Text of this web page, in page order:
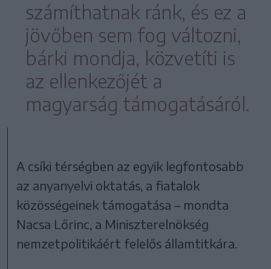
számíthatnak ránk, és ez a
jövőben sem fog változni,
bárki mondja, közvetíti is
az ellenkezőjét a
magyarság támogatásáról.
A csíki térségben az egyik legfontosabb
az anyanyelvi oktatás, a fiatalok
közösségeinek támogatása – mondta
Nacsa Lőrinc, a Miniszterelnökség
nemzetpolitikáért felelős államtitkára.